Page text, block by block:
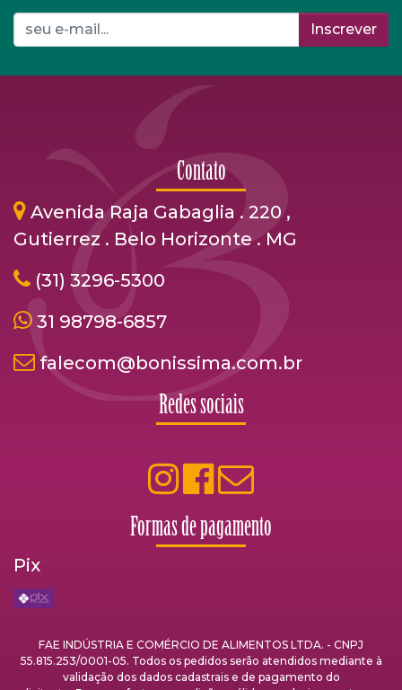
Inscrever
Contato
Avenida Raja Gabaglia . 220 ,
Gutierrez . Belo Horizonte . MG
(31) 3296-5300
31 98798-6857
falecom@bonissima.com.br
Redes sociais
Formas de pagamento
Pix
FAE INDÚSTRIA E COMÉRCIO DE ALIMENTOS LTDA. - CNPJ
55.815.253/0001-05. Todos os pedidos serão atendidos mediante à
validação dos dados cadastrais e de pagamento do